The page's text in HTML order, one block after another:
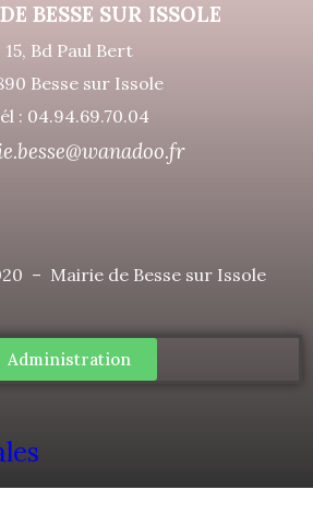
BESSE SUR ISSOLE
15, Bd Paul Bert
Besse sur Issole
: 04.94.69.70.04
– Mairie de Besse sur Issole
Administration